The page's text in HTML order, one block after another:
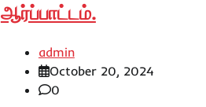
ஆர்ப்பாட்டம்.
admin
October 20, 2024
0